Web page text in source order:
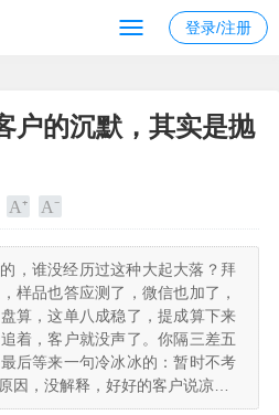
登录/注册
户的沉默，其实是抛
，谁没经历过这种大起大落？拜
样品也答应测了，微信也加了，
算，这单八成稳了，提成算下来
着，客户就没声了。你隔三差五
后等来一句冷冰冰的：暂时不考
因，没解释，好好的客户说凉…